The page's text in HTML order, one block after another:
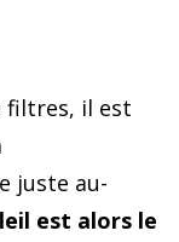
filtres, il est
juste au-
est alors le